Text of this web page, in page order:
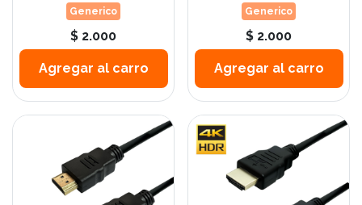
Generico
$ 2.000
Agregar al carro
Generico
$ 2.000
Agregar al carro